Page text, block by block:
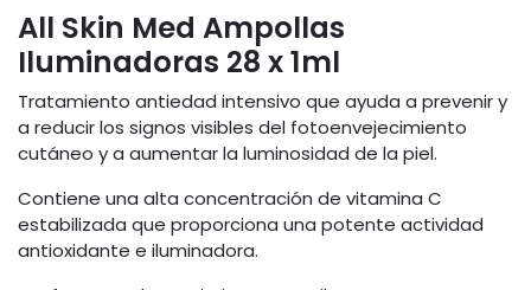
All Skin Med Ampollas
Iluminadoras 28 x 1ml
Tratamiento antiedad intensivo que ayuda a prevenir y
a reducir los signos visibles del fotoenvejecimiento
cutáneo y a aumentar la luminosidad de la piel.
Contiene una alta concentración de vitamina C
estabilizada que proporciona una potente actividad
antioxidante e iluminadora.